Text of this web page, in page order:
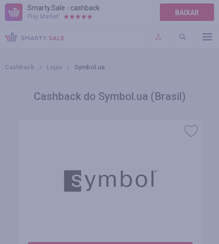
Smarty.Sale - cashback
Play Market: BAIXAR
AJUDA
TERMOS DE USO
Cashback Lojas Symbol.ua
Cashback do Symbol.ua (Brasil)